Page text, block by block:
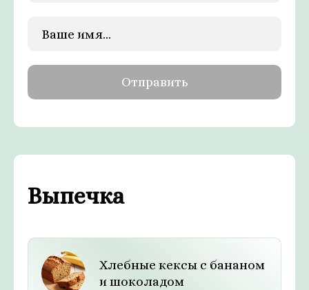
Выпечка
Хлебные кексы с бананом
и шоколадом